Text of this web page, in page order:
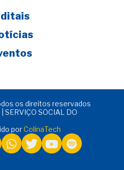
os direitos reservados
SERVIÇO SOCIAL DO
porColinaTech